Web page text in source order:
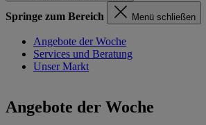
Springe zum Bereich Menü schließen
Angebote der Woche
Services und Beratung
Unser Markt
Angebote der Woche